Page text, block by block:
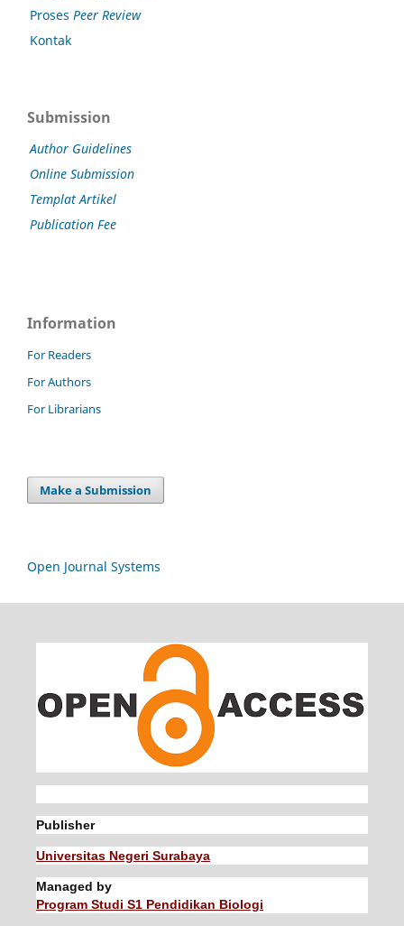
Proses Peer Review
Kontak
Submission
Author Guidelines
Online Submission
Templat Artikel
Publication Fee
Information
For Readers
For Authors
For Librarians
Make a Submission
Open Journal Systems
Publisher
Universitas Negeri Surabaya
Managed by
Program Studi S1 Pendidikan Biologi